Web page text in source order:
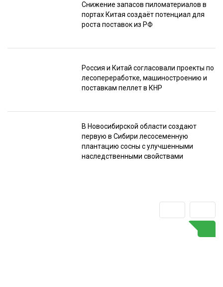
Снижение запасов пиломатериалов в
портах Китая создаёт потенциал для
роста поставок из РФ
Россия и Китай согласовали проекты по
лесопереработке, машиностроению и
поставкам пеллет в КНР
В Новосибирской области создают
первую в Сибири лесосеменную
плантацию сосны с улучшенными
наследственными свойствами